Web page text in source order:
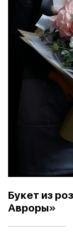
Букет из
Авроры»